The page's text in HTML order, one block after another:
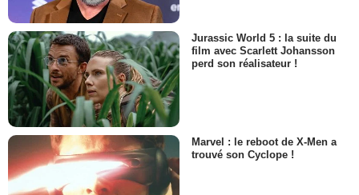
Jurassic World 5 : la suite du
film avec Scarlett Johansson
perd son réalisateur !
Marvel : le reboot de X-Men a
trouvé son Cyclope !